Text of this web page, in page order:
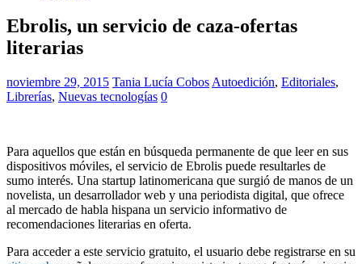
Ebrolis, un servicio de caza-ofertas
literarias
noviembre 29, 2015 Tania Lucía Cobos Autoedición, Editoriales,
Librerías, Nuevas tecnologías 0
Para aquellos que están en búsqueda permanente de que leer en sus
dispositivos móviles, el servicio de Ebrolis puede resultarles de
sumo interés. Una startup latinomericana que surgió de manos de un
novelista, un desarrollador web y una periodista digital, que ofrece
al mercado de habla hispana un servicio informativo de
recomendaciones literarias en oferta.
Para acceder a este servicio gratuito, el usuario debe registrarse en su